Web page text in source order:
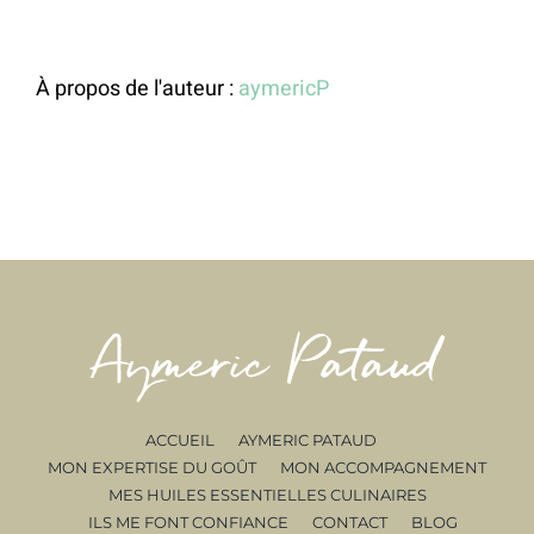
À propos de l'auteur :aymericP
ACCUEIL
AYMERIC PATAUD
MON EXPERTISE DU GOÛT
MON ACCOMPAGNEMENT
MES HUILES ESSENTIELLES CULINAIRES
ILS ME FONT CONFIANCE
CONTACT BLOG